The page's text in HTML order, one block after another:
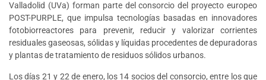
Valladolid (UVa) forman parte del consorcio del proyecto europeo
POST-PURPLE, que impulsa tecnologías basadas en innovadores
fotobiorreactores para prevenir, reducir y valorizar corrientes
residuales gaseosas, sólidas y líquidas procedentes de depuradoras
y plantas de tratamiento de residuos sólidos urbanos.
Los días 21 y 22 de enero, los 14 socios del consorcio, entre los que